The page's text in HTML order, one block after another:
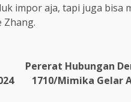
impor aja, tapi juga bisa
Zhang.
Pererat Hubungan
1710/Mimika Gelar